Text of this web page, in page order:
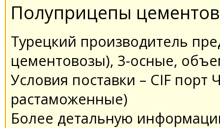
Полуприцепы
Турецкий производитель
цементовозы), 3-осные,
Условия поставки – CIF порт
растаможенные)
Более детальную